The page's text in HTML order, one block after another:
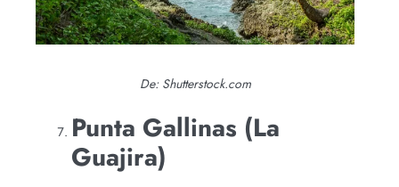
De: Shutterstock.com
Punta Gallinas (La
Guajira)